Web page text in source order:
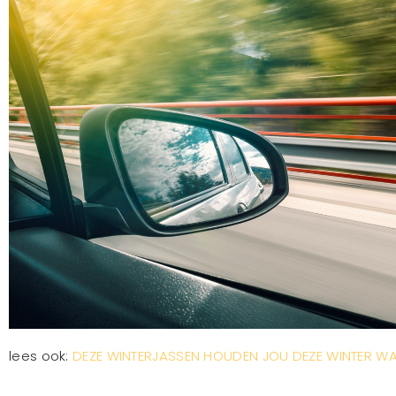
lees ook: DEZE WINTERJASSEN HOUDEN JOU DEZE WINTER